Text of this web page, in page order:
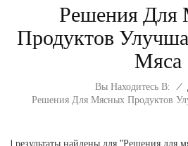
Решения Для
Продуктов
Мяса
Вы Находитесь В: /
Решения Для Мясных Продуктов
1 результаты найдены для "Решения для